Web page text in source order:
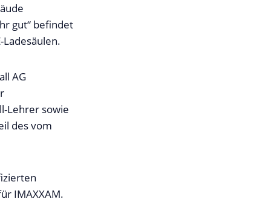
gut“ befindet
AG
Lehrer sowie
des vom
IMAXXAM.